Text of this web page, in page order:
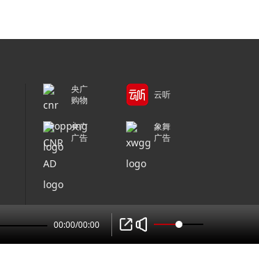
央广
购物
云听
央广
广告
象舞
广告
00:00/00:00